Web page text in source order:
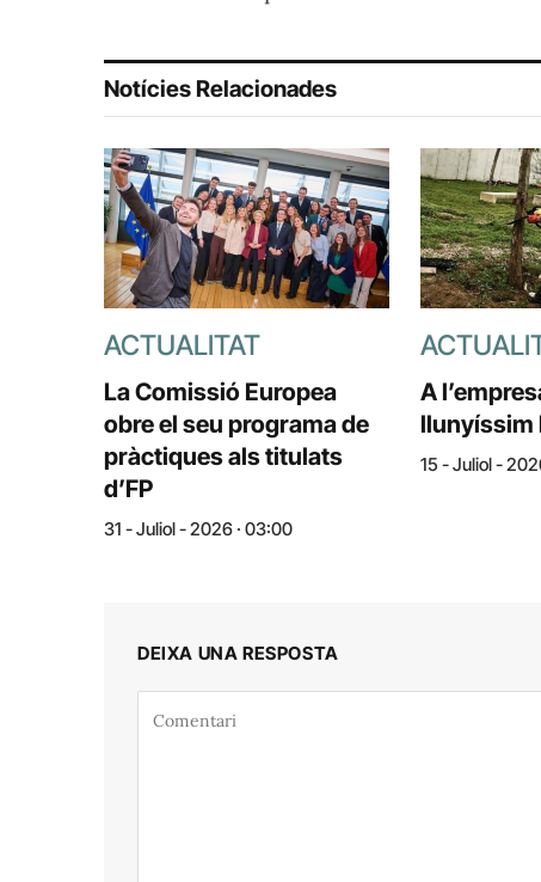
Notícies Relacionades
ACTUALITAT
La Comissió Europea
obre el seu programa de
pràctiques als titulats
d’FP
31 - Juliol - 2026 · 03:00
A
llunyíssim
15 - Juliol -
DEIXA UNA RESPOSTA